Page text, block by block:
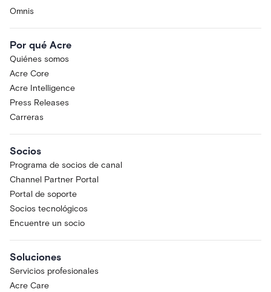
Omnis
Por qué Acre
Quiénes somos
Acre Core
Acre Intelligence
Press Releases
Carreras
Socios
Programa de socios de canal
Channel Partner Portal
Portal de soporte
Socios tecnológicos
Encuentre un socio
Soluciones
Servicios profesionales
Acre Care